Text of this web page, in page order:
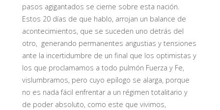
pasos agigantados se cierne sobre esta nación.
Estos 20 días de que hablo, arrojan un balance de
acontecimientos, que se suceden uno detrás del
otro, generando permanentes angustias y tensiones
ante la incertidumbre de un final que los optimistas y
los que proclamamos a todo pulmón Fuerza y Fe,
vislumbramos, pero cuyo epílogo se alarga, porque
no es nada fácil enfrentar a un régimen totalitario y
de poder absoluto, como este que vivimos,